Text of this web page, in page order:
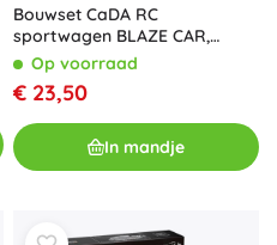
Bouwset CaDA RC
sportwagen BLAZE CAR,
oranje, Dual Mode, 295
onderdelen
Op voorraad
€ 23,50
In mandje